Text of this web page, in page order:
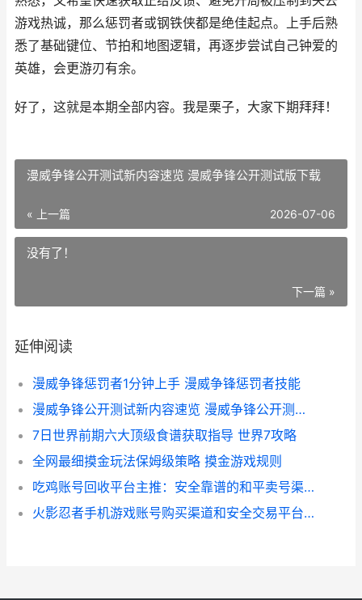
游戏热诚，那么惩罚者或钢铁侠都是绝佳起点。上手后熟
悉了基础键位、节拍和地图逻辑，再逐步尝试自己钟爱的
英雄，会更游刃有余。
好了，这就是本期全部内容。我是栗子，大家下期拜拜！
漫威争锋公开测试新内容速览 漫威争锋公开测试版下载
« 上一篇 2026-07-06
没有了！
下一篇 »
延伸阅读
漫威争锋惩罚者1分钟上手 漫威争锋惩罚者技能
漫威争锋公开测试新内容速览 漫威争锋公开测试版下载
7日世界前期六大顶级食谱获取指导 世界7攻略
全网最细摸金玩法保姆级策略 摸金游戏规则
吃鸡账号回收平台主推：安全靠谱的和平卖号渠道集合 哪里有收吃鸡账号的
火影忍者手机游戏账号购买渠道和安全交易平台主推 火影忍者手机游戏最强忍者大集结